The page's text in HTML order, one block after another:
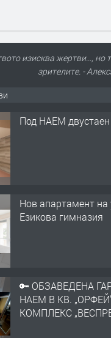
изисква жертви..., но
зрителите. -
Под НАЕМ